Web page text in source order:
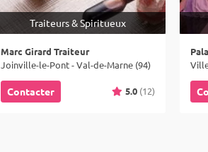
Traiteurs & Spiritueux
Marc Girard Traiteur
Joinville-le-Pont - Val-de-Marne (94)
Contacter 5.0 (12)